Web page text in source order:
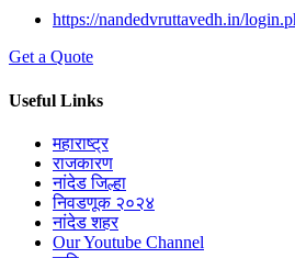
https://nandedvruttavedh.in/
Get a Quote
Useful Links
महाराष्ट्र
राजकारण
नांदेड जिल्हा
निवडणूक २०२४
नांदेड शहर
Our Youtube Channel